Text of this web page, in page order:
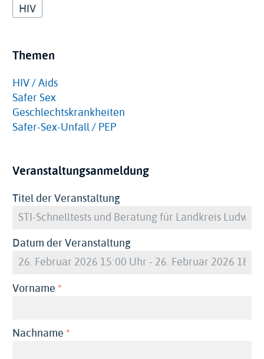
HIV
Themen
HIV / Aids
Safer Sex
Geschlechtskrankheiten
Safer-Sex-Unfall / PEP
Veranstaltungsanmeldung
Titel der Veranstaltung
Datum der Veranstaltung
Vorname(erforderlich)
Nachname(erforderlich)